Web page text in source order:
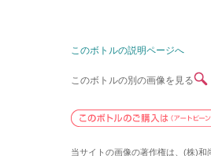
このボトルの説明ページへ
このボトルの別の画像を見る
当サイトの画像の著作権は、(株)